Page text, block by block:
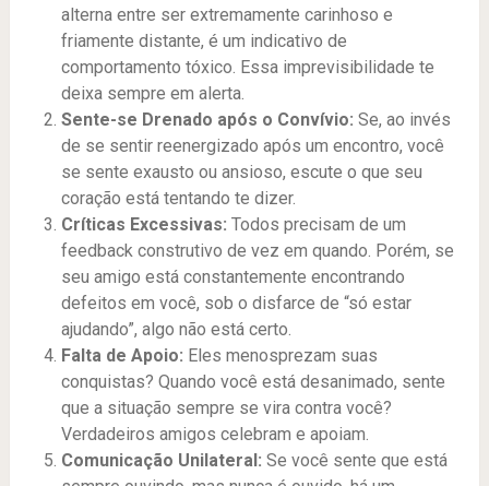
alterna entre ser extremamente carinhoso e
friamente distante, é um indicativo de
comportamento tóxico. Essa imprevisibilidade te
deixa sempre em alerta.
Sente-se Drenado após o Convívio: Se, ao invés
de se sentir reenergizado após um encontro, você
se sente exausto ou ansioso, escute o que seu
coração está tentando te dizer.
Críticas Excessivas: Todos precisam de um
feedback construtivo de vez em quando. Porém, se
seu amigo está constantemente encontrando
defeitos em você, sob o disfarce de “só estar
ajudando”, algo não está certo.
Falta de Apoio: Eles menosprezam suas
conquistas? Quando você está desanimado, sente
que a situação sempre se vira contra você?
Verdadeiros amigos celebram e apoiam.
Comunicação Unilateral: Se você sente que está